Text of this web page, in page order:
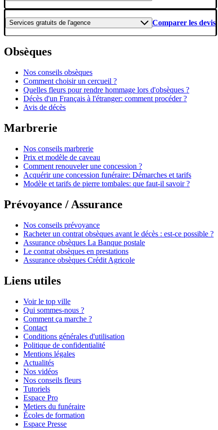
Services gratuits de l'agence Comparer les devis
Obsèques
Nos conseils obsèques
Comment choisir un cercueil ?
Quelles fleurs pour rendre hommage lors d'obsèques ?
Décès d'un Français à l'étranger: comment procéder ?
Avis de décès
Marbrerie
Nos conseils marbrerie
Prix et modèle de caveau
Comment renouveler une concession ?
Acquérir une concession funéraire: Démarches et tarifs
Modèle et tarifs de pierre tombales: que faut-il savoir ?
Prévoyance / Assurance
Nos conseils prévoyance
Racheter un contrat obsèques avant le décès : est-ce possible ?
Assurance obsèques La Banque postale
Le contrat obsèques en prestations
Assurance obsèques Crédit Agricole
Liens utiles
Voir le top ville
Qui sommes-nous ?
Comment ça marche ?
Contact
Conditions générales d'utilisation
Politique de confidentialité
Mentions légales
Actualités
Nos vidéos
Nos conseils fleurs
Tutoriels
Espace Pro
Metiers du funéraire
Écoles de formation
Espace Presse